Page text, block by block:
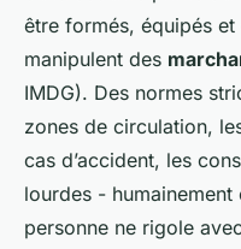
être formés, équipés
manipulent des
IMDG). Des normes
zones de circulation,
cas d’accident, les
lourdes -
personne ne rigole